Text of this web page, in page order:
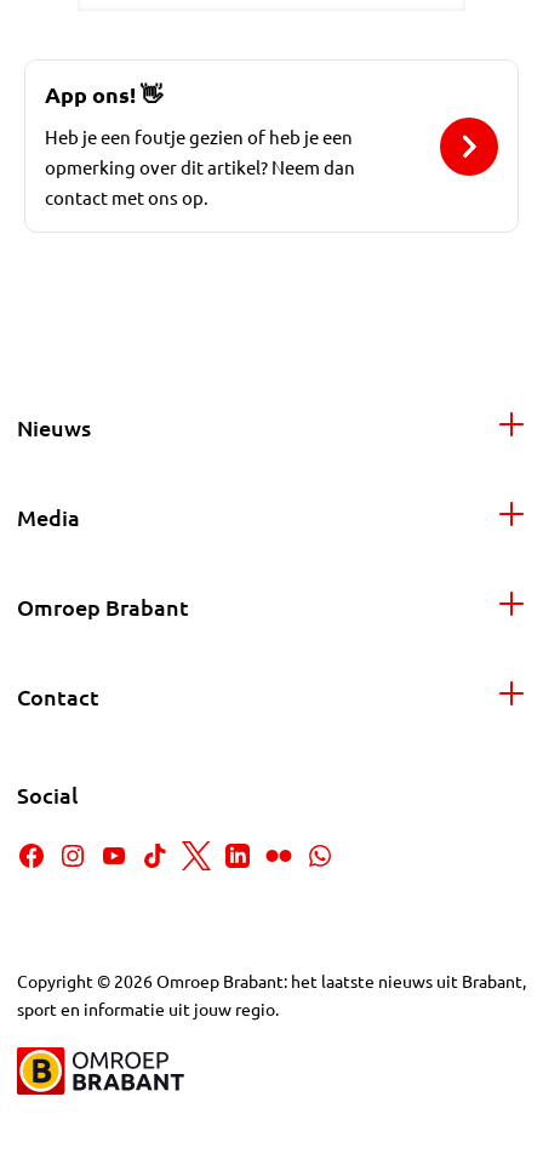
App ons!👋
Heb je een foutje gezien of heb je een
opmerking over dit artikel? Neem dan
contact met ons op.
Nieuws
Media
Omroep Brabant
Contact
Social
Copyright © 2026Omroep Brabant: het laatste nieuws uit Brabant,
sport en informatie uit jouw regio.